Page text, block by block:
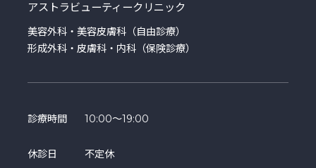
アストラビューティークリニック
美容外科・美容皮膚科（自由診療）
形成外科・皮膚科・内科（保険診療）
診療時間 10:00～19:00
休診日 不定休